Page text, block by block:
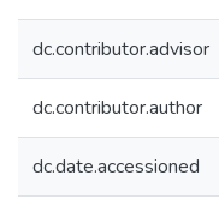
dc.contributor.advisor
dc.contributor.author
dc.date.accessioned